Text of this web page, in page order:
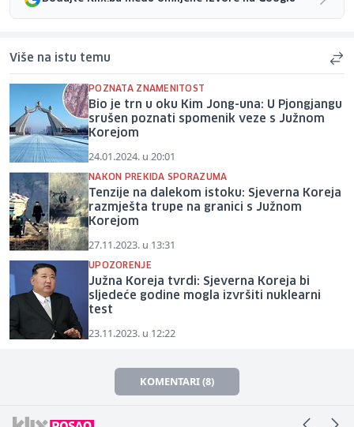
Više na istu temu
POZNATA ZNAMENITOST
Bio je trn u oku Kim Jong-una: U Pjongjangu
srušen poznati spomenik veze s Južnom
Korejom
24.01.2024. u 20:01
NAKON PREKIDA SPORAZUMA
Tenzije na dalekom istoku: Sjeverna Koreja
razmješta trupe na granici s Južnom
Korejom
27.11.2023. u 13:31
UPOZORENJE
Južna Koreja tvrdi: Sjeverna Koreja bi
sljedeće godine mogla izvršiti nuklearni
test
23.11.2023. u 12:22
KOMENTARI (8)